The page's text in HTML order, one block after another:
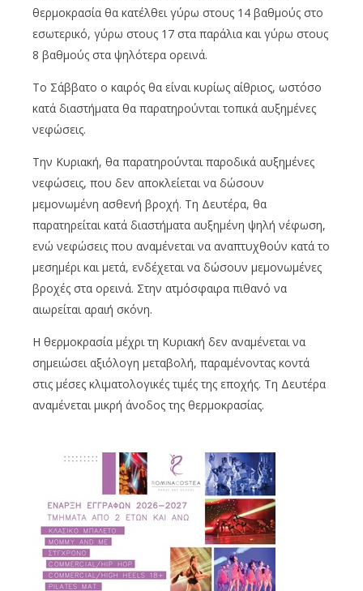
θερμοκρασία θα κατέλθει γύρω στους 14 βαθμούς στο
εσωτερικό, γύρω στους 17 στα παράλια και γύρω στους
8 βαθμούς στα ψηλότερα ορεινά.
Το Σάββατο ο καιρός θα είναι κυρίως αίθριος, ωστόσο
κατά διαστήματα θα παρατηρούνται τοπικά αυξημένες
νεφώσεις.
Την Κυριακή, θα παρατηρούνται παροδικά αυξημένες
νεφώσεις, που δεν αποκλείεται να δώσουν
μεμονωμένη ασθενή βροχή. Τη Δευτέρα, θα
παρατηρείται κατά διαστήματα αυξημένη ψηλή νέφωση,
ενώ νεφώσεις που αναμένεται να αναπτυχθούν κατά το
μεσημέρι και μετά, ενδέχεται να δώσουν μεμονωμένες
βροχές στα ορεινά. Στην ατμόσφαιρα πιθανό να
αιωρείται αραιή σκόνη.
Η θερμοκρασία μέχρι τη Κυριακή δεν αναμένεται να
σημειώσει αξιόλογη μεταβολή, παραμένοντας κοντά
στις μέσες κλιματολογικές τιμές της εποχής. Τη Δευτέρα
αναμένεται μικρή άνοδος της θερμοκρασίας.